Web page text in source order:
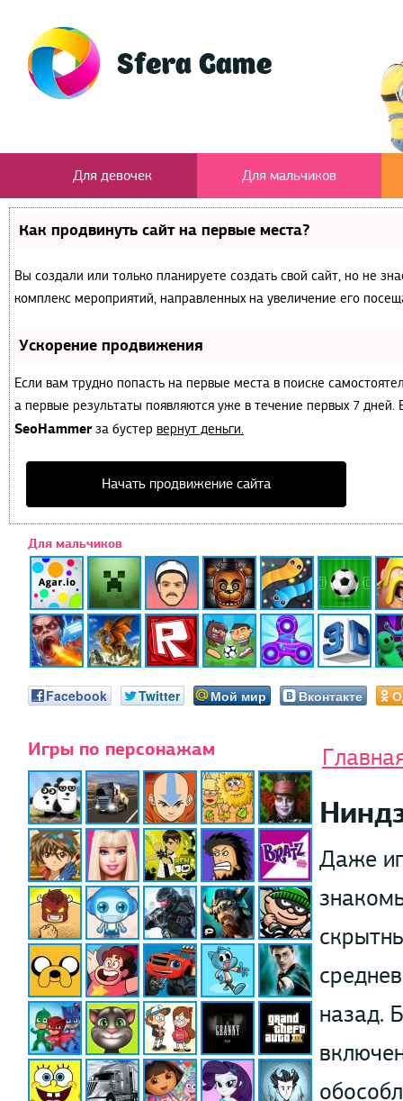
Для девочек Для мальчиков
Как продвинуть сайт на первые места?
Вы создали или только планируете создать свой сайт, но не
комплекс мероприятий, направленных на увеличение его
Ускорение продвижения
Если вам трудно попасть на первые места в поиске
а первые результаты появляются уже в течение первых 7
SeoHammerза бустер вернут деньги.
Начать продвижение сайта
Для мальчиков
Facebook Twitter Мой мир Вконтакте
Игры по персонажам
Даже
назад.